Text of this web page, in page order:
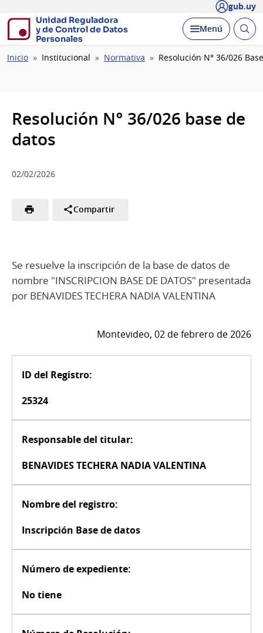
gub.uy
Unidad Reguladora
y de Control de Datos
Personales
Desplegar
Menú Abrir
Ruta
Inicio Institucional Normativa Resolución N° 36/026
Resolución N° 36/026 base de
datos
02/02/2026
Compartir
Se resuelve la inscripción de la base de datos de
nombre "INSCRIPCION BASE DE DATOS" presentada
por BENAVIDES TECHERA NADIA VALENTINA
Montevideo, 02 de febrero de 2026
ID del Registro:
25324
Responsable del titular:
BENAVIDES TECHERA NADIA VALENTINA
Nombre del registro:
Inscripción Base de datos
Número de expediente:
No tiene